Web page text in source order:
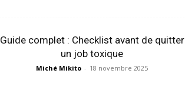
Guide complet : Checklist avant de quitter
un job toxique
Miché Mikito - 18 novembre 2025